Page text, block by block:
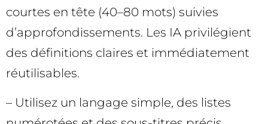
courtes en tête (40–80 mots) suivies
d’approfondissements. Les IA privilégient
des définitions claires et immédiatement
réutilisables.
– Utilisez un langage simple, des listes